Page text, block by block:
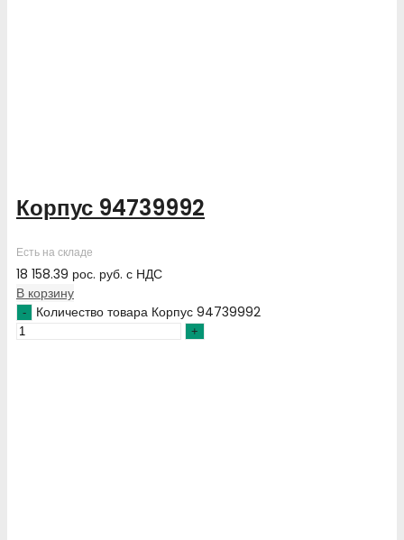
Корпус 94739992
Есть на складе
18 158.39 рос. руб. с НДС
В корзину
Количество товара Корпус 94739992